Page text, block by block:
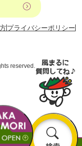
検
プライバシーポリシー
reserved.